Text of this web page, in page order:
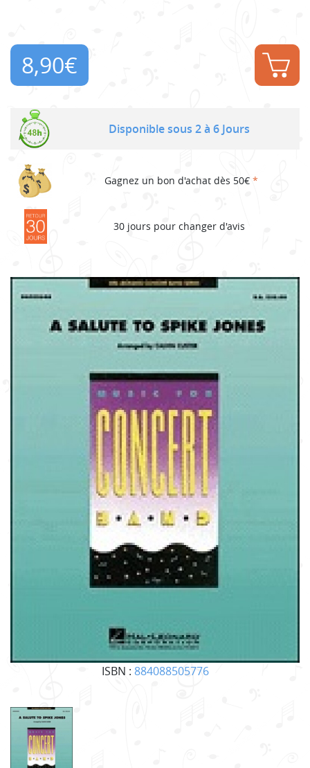
ISBN : 884088505776
8,90€
Disponible sous 2 à 6 Jours
Gagnez un bon d'achat dès 50€ *
30 jours pour changer d'avis